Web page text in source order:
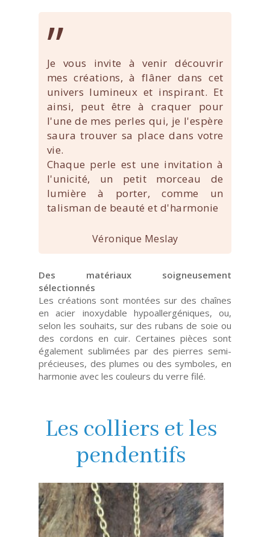
”
Je vous invite à venir découvrir
mes créations, à flâner dans cet
univers lumineux et inspirant. Et
ainsi, peut être à craquer pour
l'une de mes perles qui, je l'espère
saura trouver sa place dans votre
vie.
Chaque perle est une invitation à
l'unicité, un petit morceau de
lumière à porter, comme un
talisman de beauté et d'harmonie
Véronique Meslay
Des matériaux soigneusement
sélectionnés
Les créations sont montées sur des chaînes
en acier inoxydable hypoallergéniques, ou,
selon les souhaits, sur des rubans de soie ou
des cordons en cuir. Certaines pièces sont
également sublimées par des pierres semi-
précieuses, des plumes ou des symboles, en
harmonie avec les couleurs du verre filé.
Les colliers et les
pendentifs